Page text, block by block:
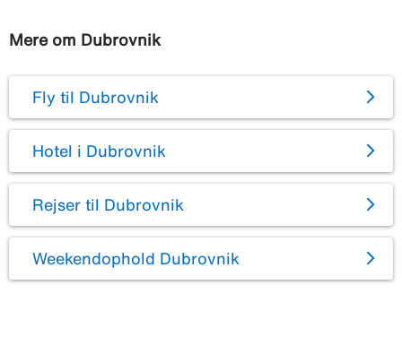
Mere om Dubrovnik
Fly til Dubrovnik
Hotel i Dubrovnik
Rejser til Dubrovnik
Weekendophold Dubrovnik